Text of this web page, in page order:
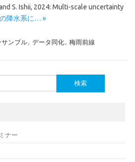
S. Ishii, 2024: Multi-scale uncertainty
降水系に… »
サンブル データ同化 梅雨前線
ナー